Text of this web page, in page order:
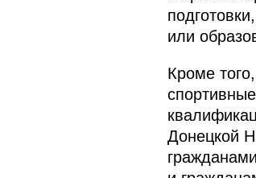
или
Кроме
Донецкой